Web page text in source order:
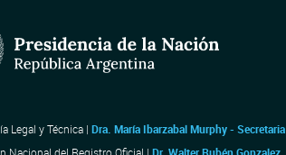
Legal y Técnica | Dra. María Ibarzabal Murphy - Secretaria
Nacional del Registro Oficial | Dr. Walter Rubén Gonzalez